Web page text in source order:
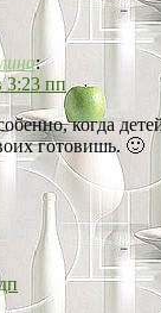
:
3:23 пп
когда
готовишь. 🙂